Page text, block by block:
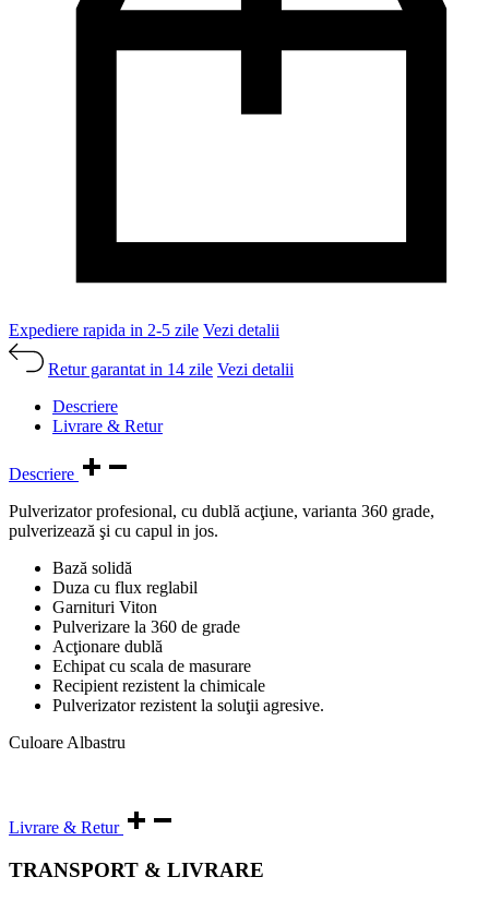
Expediere rapida in 2-5 zile Vezi detalii
Retur garantat in 14 zile Vezi detalii
Descriere
Livrare & Retur
Descriere
Pulverizator profesional, cu dublă acţiune, varianta 360 grade,
pulverizează şi cu capul in jos.
Bază solidă
Duza cu flux reglabil
Garnituri Viton
Pulverizare la 360 de grade
Acţionare dublă
Echipat cu scala de masurare
Recipient rezistent la chimicale
Pulverizator rezistent la soluţii agresive.
Culoare Albastru
Livrare & Retur
TRANSPORT & LIVRARE